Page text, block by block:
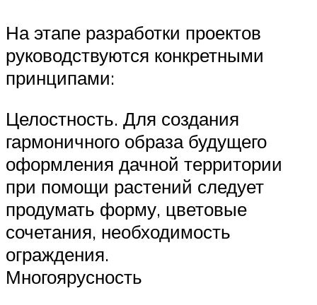
На этапе разработки проектов
руководствуются конкретными
принципами:
Целостность. Для создания
гармоничного образа будущего
оформления дачной территории
при помощи растений следует
продумать форму, цветовые
сочетания, необходимость
ограждения.
Многоярусность